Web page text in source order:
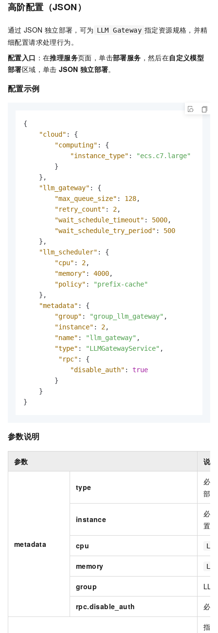
高阶配置（JSON）
通过 JSON 独立部署，可为 LLM Gateway 指定资源规格，并精
细配置请求处理行为。
配置入口 ：在推理服务页面，单击部署服务 ，然后在自定义模型
部署区域，单击 JSON 独立部署。
配置示例
{
"cloud" :
{
"computing" :
{
"instance_type" :
"ecs.c7.large"
}
} ,
"llm_gateway" :
{
"max_queue_size" : 128,
"retry_count" : 2,
"wait_schedule_timeout" : 5000,
"wait_schedule_try_period" :
500
} ,
"llm_scheduler" :
{
"cpu" : 2,
"memory" : 4000,
"policy" :
"prefix-cache"
} ,
"metadata" :
{
"group" : "group_llm_gateway" ,
"instance" : 2,
"name" : "llm_gateway" ,
"type" : "LLMGatewayService" ,
"rpc" :
{
"disable_auth" :
true
}
}
}
参数说明
参数 说明
metadata
type
必
部
instance
必
置为
cpu
memory
group LLM
rpc.disable_auth 必
指定